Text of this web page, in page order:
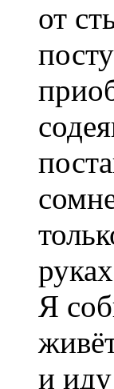
от
Я
и